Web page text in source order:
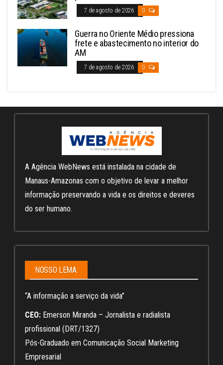
7 de agosto de 2026 0
Guerra no Oriente Médio pressiona
frete e abastecimento no interior do
AM
7 de agosto de 2026 0
A Agência WebNews está instalada na cidade de
Manaus-Amazonas com o objetivo de levar a melhor
informação preservando a vida e os direitos e deveres
do ser humano.
NOSSO LEMA:
“A informação a serviço da vida”
CEO: Emerson Miranda – Jornalista e radialista
profissional (DRT/1327)
Pós-Graduado em Comunicação Social Marketing
Empresarial